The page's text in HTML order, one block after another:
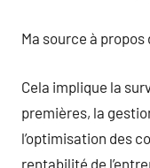
Ma source à propos
Cela implique la
premières, la
l’optimisation des
rentabilité de